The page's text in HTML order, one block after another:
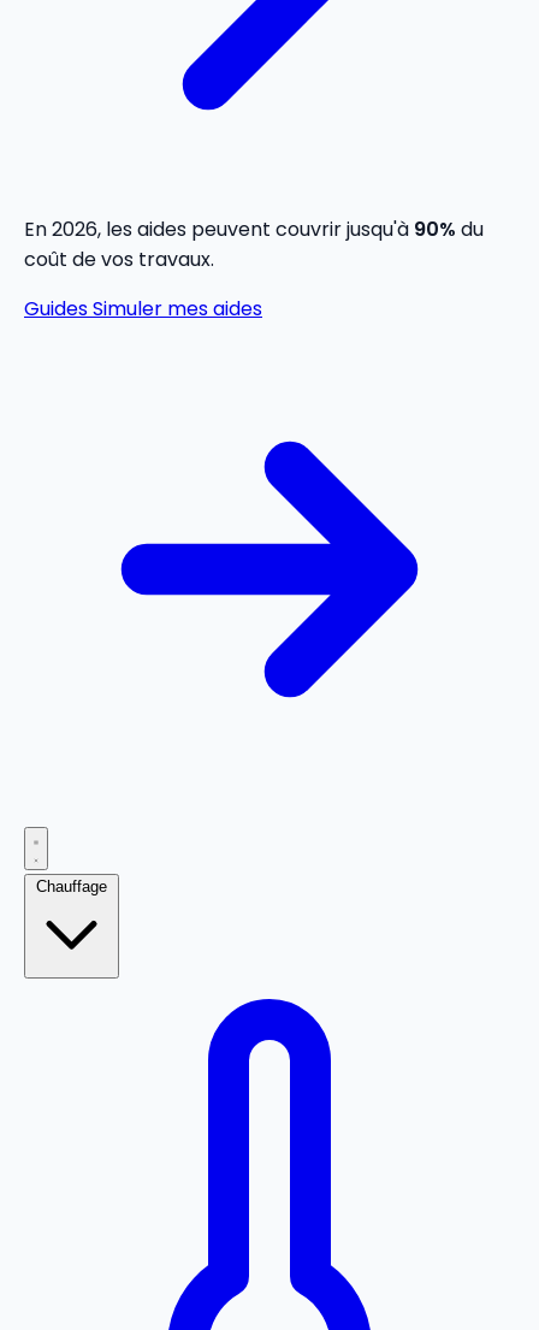
En 2026, les aides peuvent couvrir jusqu'à 90% du
coût de vos travaux.
GuidesSimuler mes aides